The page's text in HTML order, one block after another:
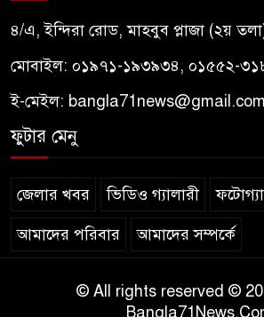
৪/এ, ইন্দিরা রোড, মাহবুব প্লাজা (২য়
মোবাইল: ০১৯৭১-১৯৩৯৩৪, ০১৫৫২-
ই-মেইল: bangla71news@gmail.com
ফুটার মেনু
জেলার খবর ভিডিও গ্যালারী
আমাদের পরিবার আমাদের সম্পর্কে
© All rights reserved ©